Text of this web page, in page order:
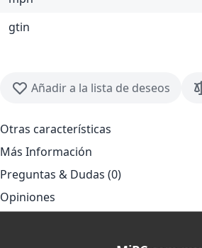
gtin
Añadir a la lista de deseos
Otras características
Más Información
Preguntas & Dudas (0)
Opiniones